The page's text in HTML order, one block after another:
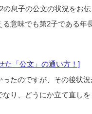
息子の公文の状況をお伝
意味でも第2子である年
た「公文」の通い方！]
たのですが、その後状況
り、どうにか立て直し